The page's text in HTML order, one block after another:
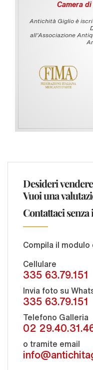
Camera
Antichità Giglio è
all’Associazione
Desideri
Vuoi una
Contattaci
Compila il
Cellulare
335 63.79.151
Invia foto su
335 63.79.151
Telefono Galleria
02
o tramite email